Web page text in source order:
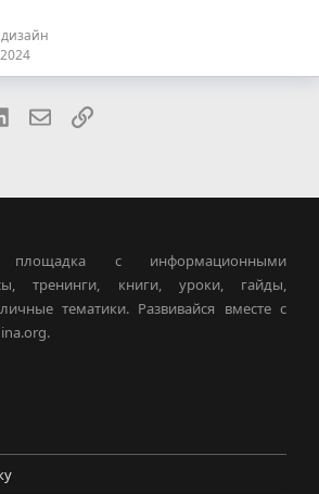
LinkedInЭлектронная почта
Ссылка
площадка с информационными
тренинги, книги, уроки, гайды,
тематики. Развивайся вместе с